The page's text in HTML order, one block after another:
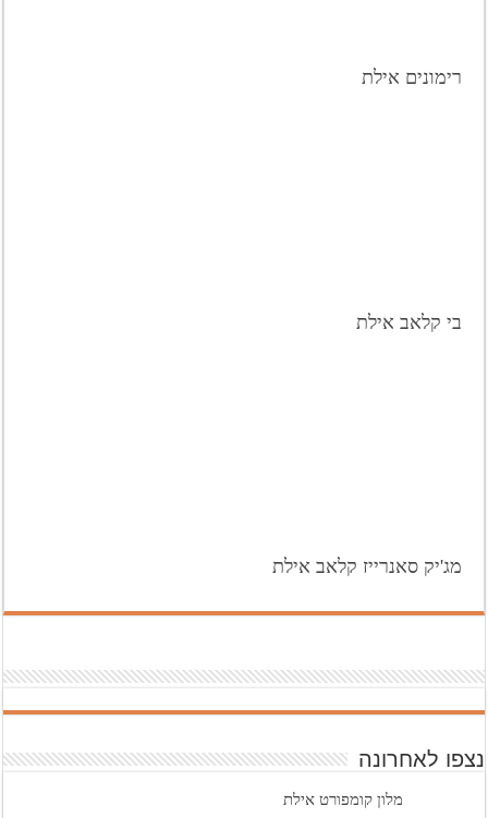
רימונים אילת
בי קלאב אילת
מג'יק סאנרייז קלאב אילת
נצפו לאחרונה
מלון קומפורט אילת